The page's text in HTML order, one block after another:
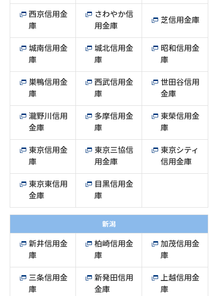
西京信用金
庫
さわやか信
用金庫
芝信用金庫
城南信用金
庫
城北信用金
庫
昭和信用金
庫
巣鴨信用金
庫
西武信用金
庫
世田谷信用
金庫
瀧野川信用
金庫
多摩信用金
庫
東榮信用金
庫
東京信用金
庫
東京三協信
用金庫
東京シティ
信用金庫
東京東信用
金庫
目黒信用金
庫
新潟
新井信用金
庫
柏崎信用金
庫
加茂信用金
庫
三条信用金
庫
新発田信用
金庫
上越信用金
庫